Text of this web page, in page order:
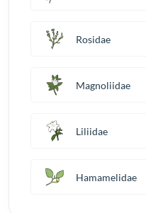
Rosidae
Magnoliidae
Liliidae
Hamamelidae